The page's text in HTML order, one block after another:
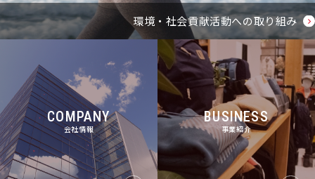
環境・社会貢献活動への取り組み
COMPANY
会社情報
BUSINESS
事業紹介